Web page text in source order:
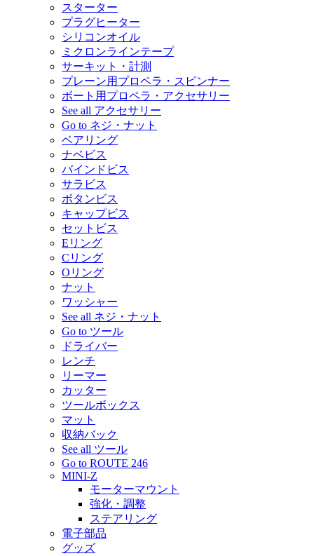
スターター
プラグヒーター
シリコンオイル
ミクロンラインテープ
サーキット・計測
プレーン用プロペラ・スピンナー
ボート用プロペラ・アクセサリー
See all アクセサリー
Go to ネジ・ナット
ベアリング
ナベビス
バインドビス
サラビス
ボタンビス
キャップビス
セットビス
Eリング
Cリング
Oリング
ナット
ワッシャー
See all ネジ・ナット
Go to ツール
ドライバー
レンチ
リーマー
カッター
ツールボックス
マット
収納バック
See all ツール
Go to ROUTE 246
MINI-Z
モーターマウント
強化・調整
ステアリング
電子部品
グッズ